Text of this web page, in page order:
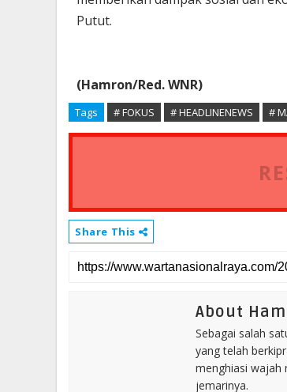
Putut.
(Hamron/Red. WNR)
Tags # FOKUS # HEADLINENEWS #
Share This
About
Sebagai salah
yang telah
menghiasi wajah
jemarinya.